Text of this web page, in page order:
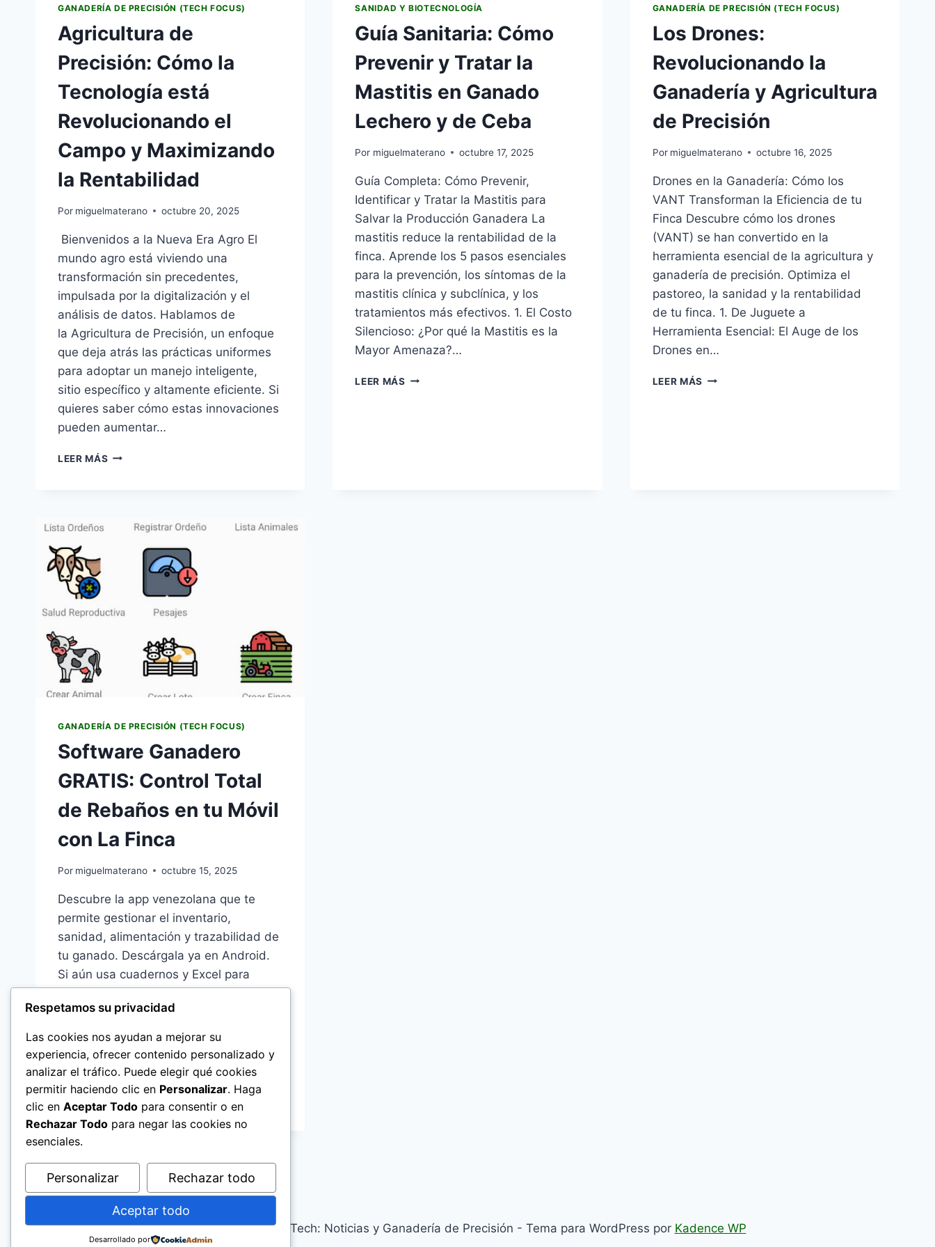
GANADERÍA DE PRECISIÓN (TECH FOCUS)
Agricultura de
Precisión: Cómo la
Tecnología está
Revolucionando el
Campo y Maximizando
la Rentabilidad
Por miguelmaterano octubre 20, 2025
Bienvenidos a la Nueva Era Agro El
mundo agro está viviendo una
transformación sin precedentes,
impulsada por la digitalización y el
análisis de datos. Hablamos de
la Agricultura de Precisión, un enfoque
que deja atrás las prácticas uniformes
para adoptar un manejo inteligente,
sitio específico y altamente eficiente. Si
quieres saber cómo estas innovaciones
pueden aumentar…
LEER MÁS AGRICULTURA
TECNOLOGÍA
REVOLUCIONANDO
MAXIMIZANDO
RENTABILIDAD
SANIDAD Y BIOTECNOLOGÍA
Guía Sanitaria: Cómo
Prevenir y Tratar la
Mastitis en Ganado
Lechero y de Ceba
Por miguelmaterano octubre 17, 2025
Guía Completa: Cómo Prevenir,
Identificar y Tratar la Mastitis para
Salvar la Producción Ganadera La
mastitis reduce la rentabilidad de la
finca. Aprende los 5 pasos esenciales
para la prevención, los síntomas de la
mastitis clínica y subclínica, y los
tratamientos más efectivos. 1. El Costo
Silencioso: ¿Por qué la Mastitis es la
Mayor Amenaza?…
LEER MÁS GUÍA
GANADERÍA DE PRECISIÓN (TECH FOCUS)
Los Drones:
Revolucionando la
Ganadería y Agricultura
de Precisión
Por miguelmaterano octubre 16, 2025
Drones en la Ganadería: Cómo los
VANT Transforman la Eficiencia de tu
Finca Descubre cómo los drones
(VANT) se han convertido en la
herramienta esencial de la agricultura y
ganadería de precisión. Optimiza el
pastoreo, la sanidad y la rentabilidad
de tu finca. 1. De Juguete a
Herramienta Esencial: El Auge de los
Drones en…
LEER MÁS LOS
GANADERÍA DE PRECISIÓN (TECH FOCUS)
Software Ganadero
GRATIS: Control Total
de Rebaños en tu Móvil
con La Finca
Por miguelmaterano octubre 15, 2025
Descubre la app venezolana que te
permite gestionar el inventario,
sanidad, alimentación y trazabilidad de
tu ganado. Descárgala ya en Android.
Si aún usa cuadernos y Excel para
gestionar su finca, está perdiendo
tiempo, dinero y precisión. La Finca –
Control de Ordeño y Ganado La Finca
es la herramienta esencial para
ganaderos y productores…
SOFTWARE
GANADERO
GRATIS:
REBAÑOS
EN
TU
MÓVIL
CON
© 2026 Blog AgroTech: Noticias y Ganadería de Precisión - Tema para WordPress por Kadence WP
Respetamos su privacidad
Las cookies nos ayudan a mejorar su
experiencia, ofrecer contenido personalizado y
analizar el tráfico. Puede elegir qué cookies
permitir haciendo clic en Personalizar. Haga
clic en Aceptar Todo para consentir o en
Rechazar Todo para negar las cookies no
esenciales.
Personalizar Rechazar todo
Aceptar todo
Desarrollado por